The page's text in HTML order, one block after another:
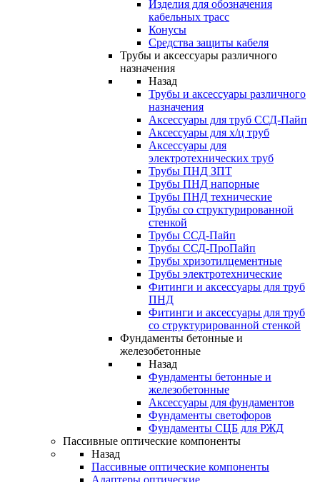
Изделия для обозначения
кабельных трасс
Конусы
Средства защиты кабеля
Трубы и аксессуары различного
назначения
Назад
Трубы и аксессуары различного
назначения
Аксессуары для труб ССД-Пайп
Аксессуары для х/ц труб
Аксессуары для
электротехнических труб
Трубы ПНД ЗПТ
Трубы ПНД напорные
Трубы ПНД технические
Трубы со структурированной
стенкой
Трубы ССД-Пайп
Трубы ССД-ПроПайп
Трубы хризотилцементные
Трубы электротехнические
Фитинги и аксессуары для труб
ПНД
Фитинги и аксессуары для труб
со структурированной стенкой
Фундаменты бетонные и
железобетонные
Назад
Фундаменты бетонные и
железобетонные
Аксессуары для фундаментов
Фундаменты светофоров
Фундаменты СЦБ для РЖД
Пассивные оптические компоненты
Назад
Пассивные оптические компоненты
Адаптеры оптические